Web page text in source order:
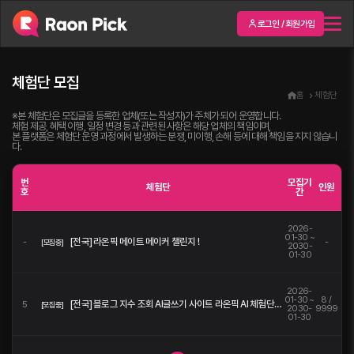
로그인 / 회원가입
체험단 모집
홈 체험단
※본 체험단은 모집글을 등록한 업체(또는 작성자)가 주체가 되어 운영합니다.
체험 제공, 혜택 이행, 일정 변경 등과 관련된 사항은 해당 업체의 책임이며,
본 플랫폼은 체험단 운영 과정에서 발생하는 분쟁, 미이행, 손해 등에 대해 책임을 지지 않습니
다.
번
호
체험단
모집기
간
인원
- [모집중] [전국] 라온픽 메이트 메이커 챌린지 !
2026-
01-30 ~
2030-
01-30
-
5 [모집중] [전국] 블로그 지수 조회 AI글쓰기 사이트 라온픽 AI 체험단을 모집합니다.
2026-
01-30 ~
2030-
01-30
8 /
9999